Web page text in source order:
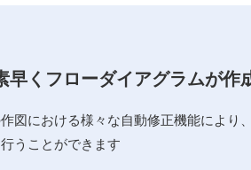
早くフローダイアグラムが作
図における様々な自動修正機能により
うことができます